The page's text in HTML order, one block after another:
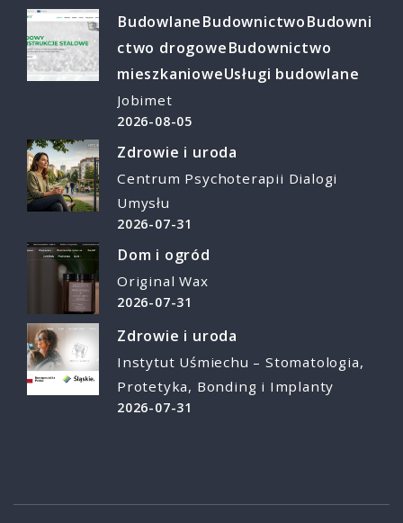
BudowlaneBudownictwoBudowni
ctwo drogoweBudownictwo
mieszkanioweUsługi budowlane
Jobimet
2026-08-05
Zdrowie i uroda
Centrum Psychoterapii Dialogi
Umysłu
2026-07-31
Dom i ogród
Original Wax
2026-07-31
Zdrowie i uroda
Instytut Uśmiechu – Stomatologia,
Protetyka, Bonding i Implanty
2026-07-31